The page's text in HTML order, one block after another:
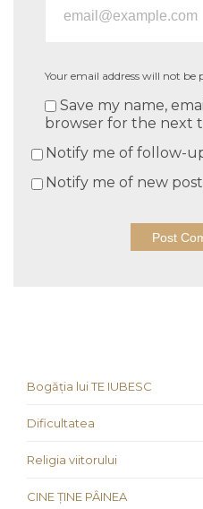
Your email address will not be
Save my name,
browser for the next
Notify me of follow-
Notify me of new
Bogăția lui TE IUBESC
Dificultatea
Religia viitorului
CINE ȚINE PÂINEA